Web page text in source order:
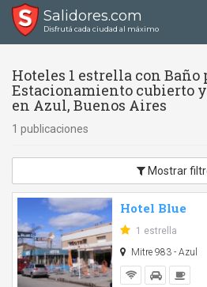
Salidores.com
Disfrutá cada ciudad al máximo
Hoteles 1 estrella con Baño
Estacionamiento cubierto
en Azul, Buenos Aires
1 publicaciones
Mostrar
Hotel Blue
1 estrella
Mitre 983 - Azul